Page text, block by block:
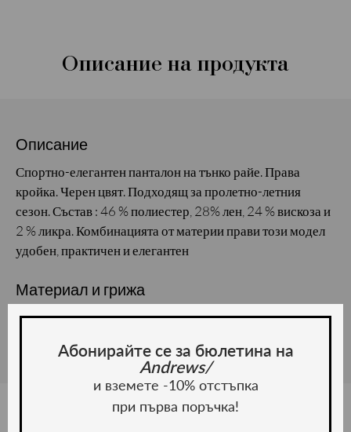
Описание на продукта
Описание
Спортно-елегантен панталон на тънко райе. Права
кройка. Черен цвят. Подходящ за пролетно-летния
сезон. Състав : 46 % полиестер, 28% лен, 24 % вискоза и
2 % ликра. Комбинацията от материи прави този модел
удобен, практичен и елегантен
Материал и грижа
Материал:
Абонирайте се за бюлетина на
Andrews/
и вземете -10% отстъпка
при първа поръчка!